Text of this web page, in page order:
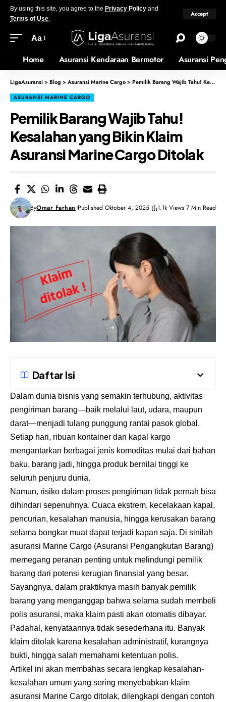
By using this site, you agree to the Privacy Policy and
Terms of Use.
Accept
Aa
Home Asuransi Kendaraan Bermotor Asuransi
LigaAsuransi>Blog >Asuransi Marine Cargo>Pemilik Barang Wajib Tahu! Kesalahan yang Bikin Klaim Asuransi Marine Cargo Ditolak
ASURANSI MARINE CARGO
Pemilik Barang Wajib Tahu!
Kesalahan yang Bikin Klaim
Asuransi Marine Cargo Ditolak
ByOmar Farhan Published Oktober 4, 2025 1.1k Views 7 Min Read
Daftar Isi
Dalam dunia bisnis yang semakin terhubung, aktivitas
pengiriman barang—baik melalui laut, udara, maupun
darat—menjadi tulang punggung rantai pasok global.
Setiap hari, ribuan kontainer dan kapal kargo
mengantarkan berbagai jenis komoditas mulai dari bahan
baku, barang jadi, hingga produk bernilai tinggi ke
seluruh penjuru dunia.
Namun, risiko dalam proses pengiriman tidak pernah bisa
dihindari sepenuhnya. Cuaca ekstrem, kecelakaan kapal,
pencurian, kesalahan manusia, hingga kerusakan barang
selama bongkar muat dapat terjadi kapan saja. Di sinilah
asuransi Marine Cargo (Asuransi Pengangkutan Barang)
memegang peranan penting untuk melindungi pemilik
barang dari potensi kerugian finansial yang besar.
Sayangnya, dalam praktiknya masih banyak pemilik
barang yang menganggap bahwa selama sudah membeli
polis asuransi, maka klaim pasti akan otomatis dibayar.
Padahal, kenyataannya tidak sesederhana itu. Banyak
klaim ditolak karena kesalahan administratif, kurangnya
bukti, hingga salah memahami ketentuan polis.
Artikel ini akan membahas secara lengkap kesalahan-
kesalahan umum yang sering menyebabkan klaim
asuransi Marine Cargo ditolak, dilengkapi dengan contoh